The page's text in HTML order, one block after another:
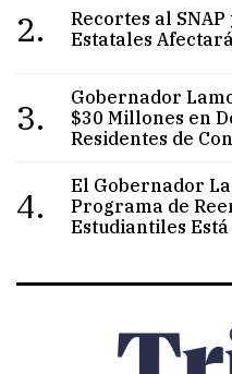
2.
Recortes al
Estatales
3.
Gobernador
$30 Millones en
Residentes de
4.
El Gobernador
Programa de
Estudiantiles